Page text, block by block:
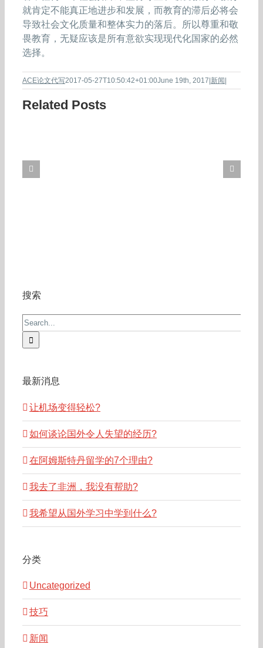
就肯定不能真正地进步和发展，而教育的滞后必将会
导致社会文化质量和整体实力的落后。所以尊重和敬
畏教育，无疑应该是所有意欲实现现代化国家的必然
选择。
ACE论文代写2017-05-27T10:50:42+01:00June 19th, 2017|新闻|
Related Posts
搜索
Search
for:
最新消息
让机场变得轻松?
如何谈论国外令人失望的经历?
在阿姆斯特丹留学的7个理由?
我去了非洲，我没有帮助?
我希望从国外学习中学到什么?
分类
Uncategorized
技巧
新闻